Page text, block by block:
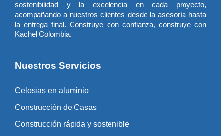
sostenibilidad y la excelencia en cada proyecto,
acompañando a nuestros clientes desde la asesoría hasta
la entrega final. Construye con confianza, construye con
Kachel Colombia.
Nuestros Servicios
Celosías en aluminio
Construcción de Casas
Construcción rápida y sostenible